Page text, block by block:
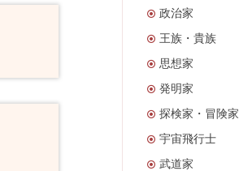
政治家
王族・貴族
思想家
発明家
探検家・冒険家
宇宙飛行士
武道家